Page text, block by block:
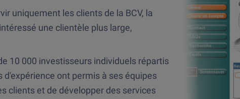
uniquement les clients de la BCV, la
une clientèle plus large,
10 000 investisseurs individuels répartis
d'expérience ont permis à ses équipes
clients et de développer des services